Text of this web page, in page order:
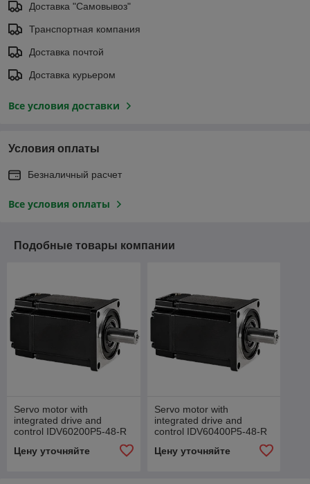
Доставка "Самовывоз"
Транспортная компания
Доставка почтой
Доставка курьером
Все условия доставки
Условия оплаты
Безналичный расчет
Все условия оплаты
Подобные товары компании
Servo motor with
integrated drive and
control IDV60200P5-48-R
Цену уточняйте
Servo motor with
integrated drive and
control IDV60400P5-48-R
Цену уточняйте